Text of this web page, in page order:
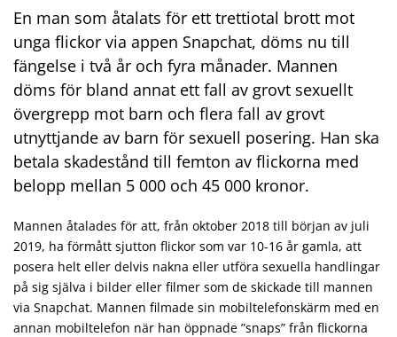
En man som åtalats för ett trettiotal brott mot
unga flickor via appen Snapchat, döms nu till
fängelse i två år och fyra månader. Mannen
döms för bland annat ett fall av grovt sexuellt
övergrepp mot barn och flera fall av grovt
utnyttjande av barn för sexuell posering. Han ska
betala skadestånd till femton av flickorna med
belopp mellan 5 000 och 45 000 kronor.
Mannen åtalades för att, från oktober 2018 till början av juli
2019, ha förmått sjutton flickor som var 10-16 år gamla, att
posera helt eller delvis nakna eller utföra sexuella handlingar
på sig själva i bilder eller filmer som de skickade till mannen
via Snapchat. Mannen filmade sin mobiltelefonskärm med en
annan mobiltelefon när han öppnade ”snaps” från flickorna